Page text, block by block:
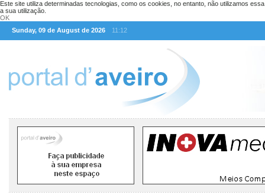
Este site utiliza determinadas tecnologias, como os cookies, no entanto, não utilizamos
a sua utilização.
OK
Sunday, 09 de August de 2026
11:12